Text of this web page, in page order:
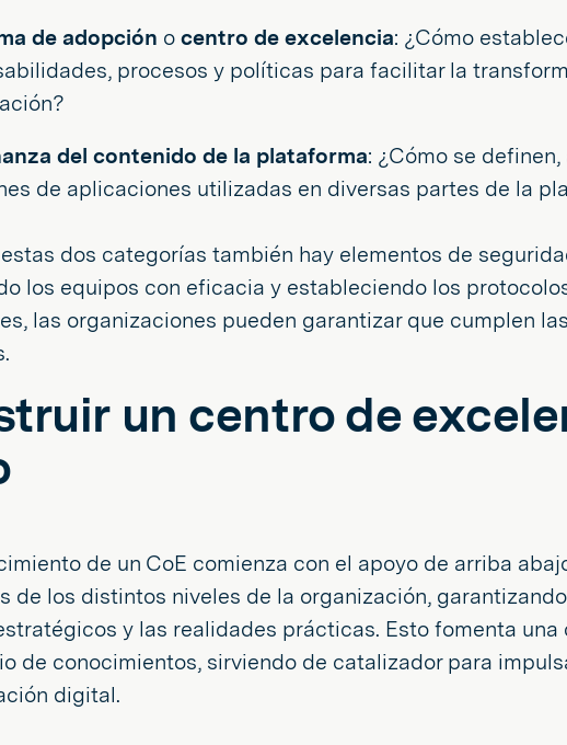
de adopción ocentro de excelencia: ¿Cómo
procesos y políticas para facilitar la
del contenido de la plataforma: ¿Cómo se
de aplicaciones utilizadas en diversas partes de la
dos categorías también hay elementos de
los equipos con eficacia y estableciendo los
las organizaciones pueden garantizar que cumplen
un centro de
de un CoE comienza con el apoyo de arriba
de los distintos niveles de la organización,
y las realidades prácticas. Esto fomenta
de conocimientos, sirviendo de catalizador para
digital.